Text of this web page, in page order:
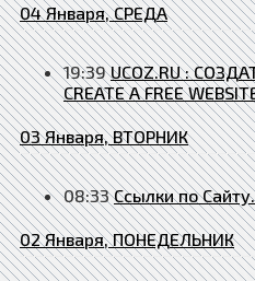
04 Января, СРЕДА
19:39 UCOZ.RU :
CREATE A FREE
03 Января, ВТОРНИК
08:33 Ссылки по
02 Января, ПОНЕДЕЛЬНИК